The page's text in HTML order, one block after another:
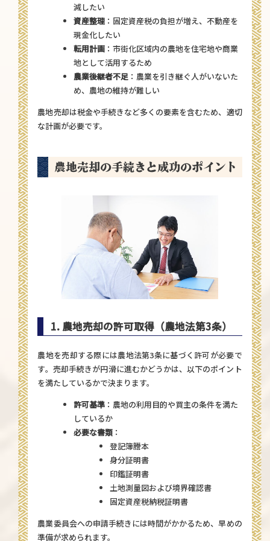
減したい
資産整理 ：固定資産税の負担が増え、不動産を
現金化したい
転用計画 ：市街化区域内の農地を住宅地や商業
地として活用するため
農業後継者不足 ：農業を引き継ぐ人がいないた
め、農地の維持が難しい
農地売却は税金や手続きなど多くの要素を含むため、適切
な計画が必要です。
農地売却の手続きと成功のポイント
1. 農地売却の許可取得（農地法第3条）
農地を売却する際には農地法第3条に基づく許可が必要で
す。売却手続きが円滑に進むかどうかは、以下のポイント
を満たしているかで決まります。
許可基準 ：農地の利用目的や買主の条件を満た
しているか
必要な書類 ：
登記簿謄本
身分証明書
印鑑証明書
土地測量図および境界確認書
固定資産税納税証明書
農業委員会への申請手続きには時間がかかるため、早めの
準備が求められます。